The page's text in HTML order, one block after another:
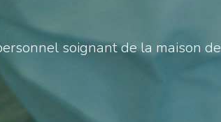
soignant de la maison de